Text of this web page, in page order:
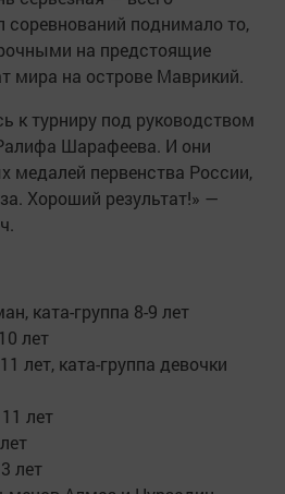
соревнований поднимало то,
на предстоящие
мира на острове Маврикий.
к турниру под руководством
Шарафеева. И они
медалей первенства России,
Хороший результат!» —
ката-группа 8-9 лет
лет
лет, ката-группа девочки
лет
лет